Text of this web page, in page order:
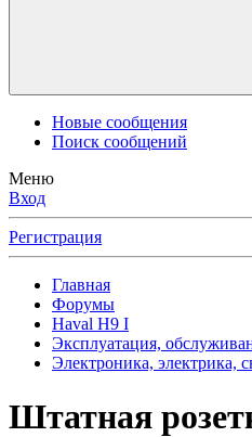
Новые сообщения
Поиск сообщений
Меню
Вход
Регистрация
Главная
Форумы
Haval H9 I
Эксплуатация,
Электроника, электрика,
Штатная